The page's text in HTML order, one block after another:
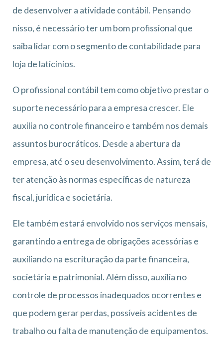
de desenvolver a atividade contábil. Pensando
nisso, é necessário ter um bom profissional que
saiba lidar com o segmento de contabilidade para
loja de laticínios.
O profissional contábil tem como objetivo prestar o
suporte necessário para a empresa crescer. Ele
auxilia no controle financeiro e também nos demais
assuntos burocráticos. Desde a abertura da
empresa, até o seu desenvolvimento. Assim, terá de
ter atenção às normas específicas de natureza
fiscal, jurídica e societária.
Ele também estará envolvido nos serviços mensais,
garantindo a entrega de obrigações acessórias e
auxiliando na escrituração da parte financeira,
societária e patrimonial. Além disso, auxilia no
controle de processos inadequados ocorrentes e
que podem gerar perdas, possíveis acidentes de
trabalho ou falta de manutenção de equipamentos.